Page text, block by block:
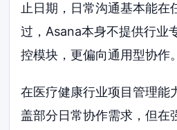
止日期，日常沟通基本能在
过，Asana本身不提供行业
控模块，更偏向通用型协作。
在医疗健康行业项目管理能
盖部分日常协作需求，但在